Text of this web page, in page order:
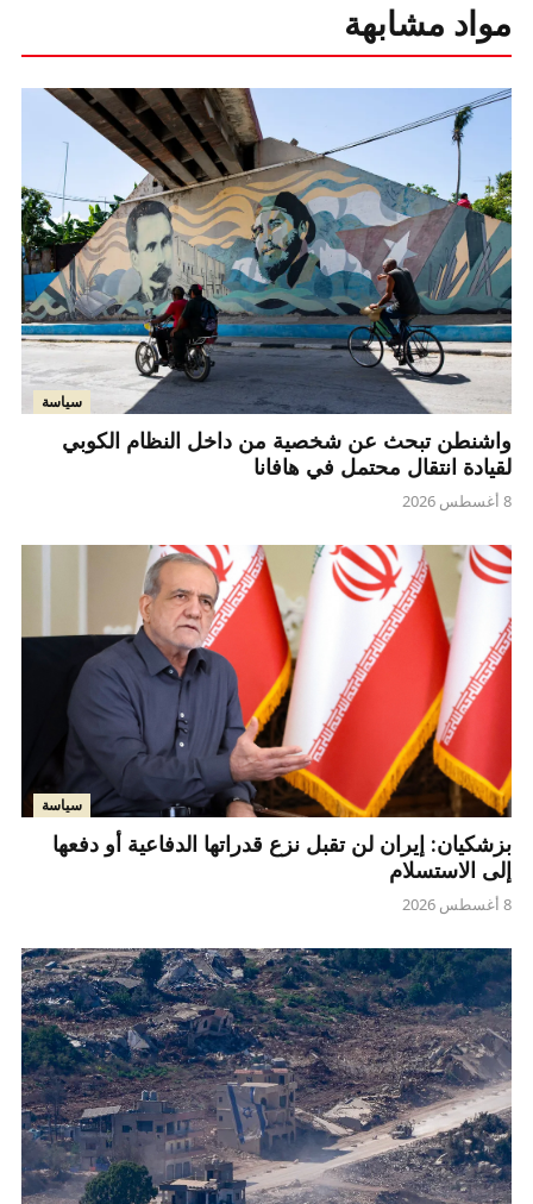
مواد مشابهة
سياسة
واشنطن تبحث عن شخصية من داخل النظام الكوبي
لقيادة انتقال محتمل في هافانا
8 أغسطس 2026
سياسة
بزشكيان: إيران لن تقبل نزع قدراتها الدفاعية أو دفعها
إلى الاستسلام
8 أغسطس 2026